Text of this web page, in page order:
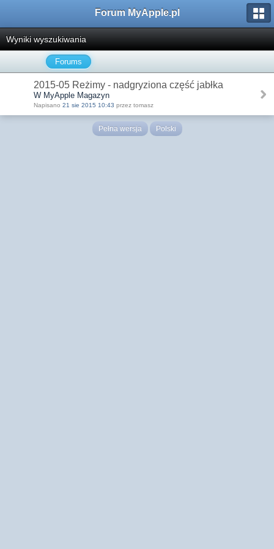
Forum MyApple.pl
Wyniki wyszukiwania
Forums
2015-05 Reżimy - nadgryziona część jabłka
W MyApple Magazyn
Napisano 21 sie 2015 10:43 przez tomasz
Pełna wersja Polski